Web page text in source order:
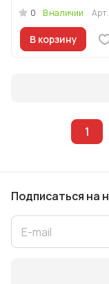
0 В наличии Арт.
В корзину
1
Подписаться на